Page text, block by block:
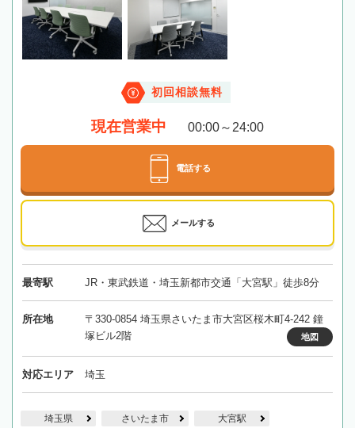
初回相談無料
現在営業中 00:00～24:00
電話する
メールする
最寄駅 JR・東武鉄道・埼玉新都市交通「大宮駅」徒歩8分
所在地
〒330-0854 埼玉県さいたま市大宮区桜木町4-242 鐘
塚ビル2階
地図
対応エリア 埼玉
埼玉県 さいたま市 大宮駅